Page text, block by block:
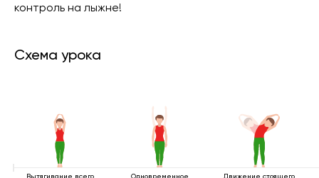
контроль на лыжне!
Схема урока
Вытягивание всего
Одновременное
Движение стоящего